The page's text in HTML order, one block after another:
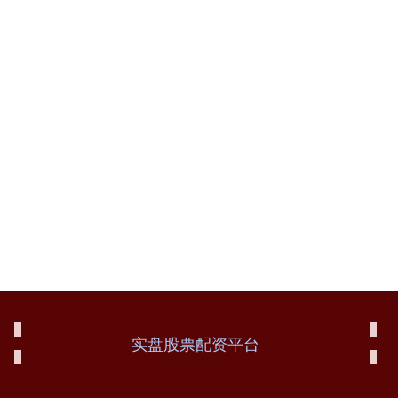
实盘股票配资平台